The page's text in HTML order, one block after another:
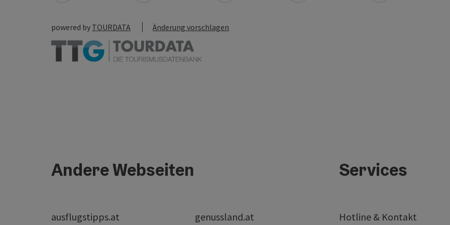
powered by TOURDATA Änderung vorschlagen
Andere Webseiten
ausflugstipps.at genussland.at
Services
Hotline & Kontakt